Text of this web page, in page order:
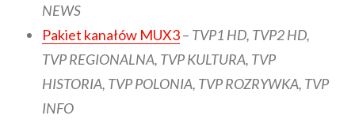
NEWS
Pakiet kanałów MUX3– TVP1 HD, TVP2 HD,
TVP REGIONALNA, TVP KULTURA, TVP
HISTORIA, TVP POLONIA, TVP ROZRYWKA, TVP
INFO